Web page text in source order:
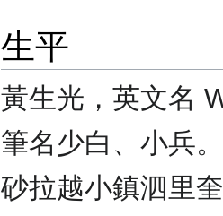
生平
黃生光，英文名
筆名少白、小兵
砂拉越小鎮泗里